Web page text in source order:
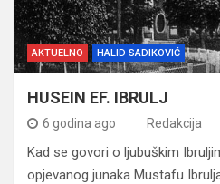
AKTUELNO HALID SADIKOVIĆ
HUSEIN EF. IBRULJ
6 godina ago Redakcija
Kad se govori o ljubuškim
opjevanog junaka Mustafu